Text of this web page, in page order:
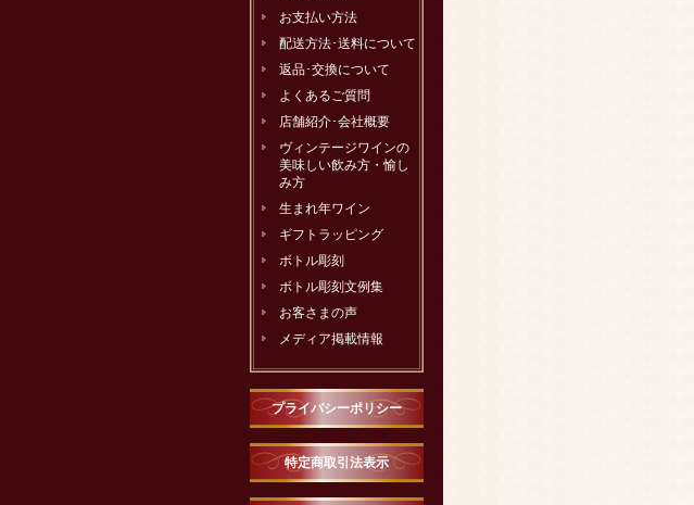
お支払い方法
配送方法･送料について
返品･交換について
よくあるご質問
店舗紹介･会社概要
ヴィンテージワインの
美味しい飲み方・愉し
み方
生まれ年ワイン
ギフトラッピング
ボトル彫刻
ボトル彫刻文例集
お客さまの声
メディア掲載情報
プライバシーポリシー
特定商取引法表示